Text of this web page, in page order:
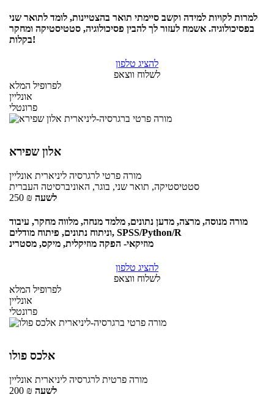
למרות לקויות למידה וקשב סיימתי תואר בהצטיינות, לומד לתואר שני
בפסיכולוגיה. אשמח לעזור לך להבין פסיכולוגיה, סטטיסטיקה ומחקר
בקלות!
להציג טלפון
לשלוח ווצאפ
לפרופיל המלא
אונליין
פרונטלי
אלון שפירא
מורה פרטי לרגרסיה ליניארית אונליין
סטטיסטיקה, תואר שני, בוגר, האוניברסיטה העברית
250 ₪ לשעה
מורה מנוסה, מרצה, מדען נתונים, מלמד מנחה, מלווה מחקר, עיבוד
וניתוח נתונים, פיתוח מודלים, SPSS/Python/R
מוזיקאי- הפקה מוזיקלית, מיקס, מסטרינ
להציג טלפון
לשלוח ווצאפ
לפרופיל המלא
אונליין
פרונטלי
אלכס פולו
מורה פרטית לרגרסיה ליניארית אונליין
200 ₪ לשעה